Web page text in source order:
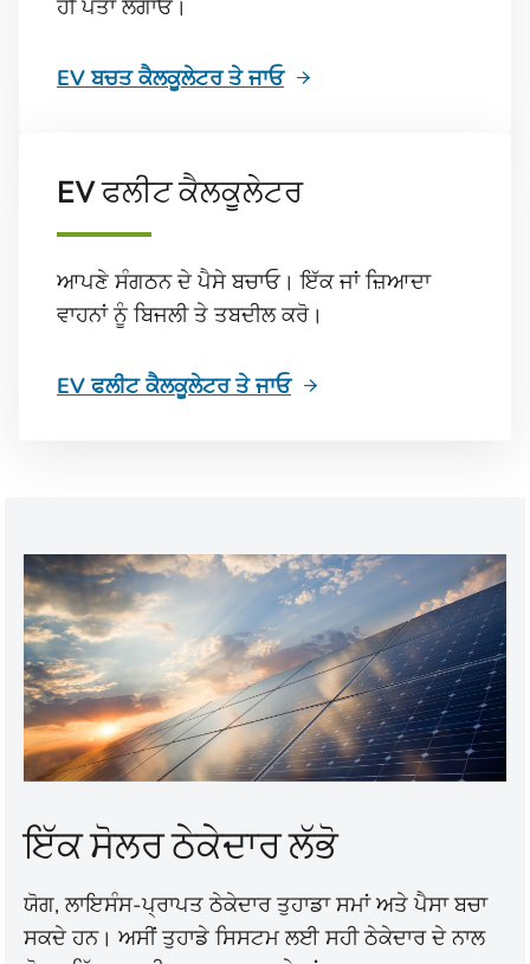
ਹੀ ਪਤਾ ਲਗਾਓ।
EV ਬਚਤ ਕੈਲਕੂਲੇਟਰ ਤੇ ਜਾਓ
EV ਫਲੀਟ ਕੈਲਕੂਲੇਟਰ
ਆਪਣੇ ਸੰਗਠਨ ਦੇ ਪੈਸੇ ਬਚਾਓ। ਇੱਕ ਜਾਂ ਜ਼ਿਆਦਾ
ਵਾਹਨਾਂ ਨੂੰ ਬਿਜਲੀ ਤੇ ਤਬਦੀਲ ਕਰੋ।
EV ਫਲੀਟ ਕੈਲਕੂਲੇਟਰ ਤੇ ਜਾਓ
ਇੱਕ ਸੋਲਰ ਠੇਕੇਦਾਰ ਲੱਭੋ
ਯੋਗ, ਲਾਇਸੰਸ-ਪ੍ਰਾਪਤ ਠੇਕੇਦਾਰ ਤੁਹਾਡਾ ਸਮਾਂ ਅਤੇ ਪੈਸਾ ਬਚਾ
ਸਕਦੇ ਹਨ। ਅਸੀਂ ਤੁਹਾਡੇ ਸਿਸਟਮ ਲਈ ਸਹੀ ਠੇਕੇਦਾਰ ਦੇ ਨਾਲ